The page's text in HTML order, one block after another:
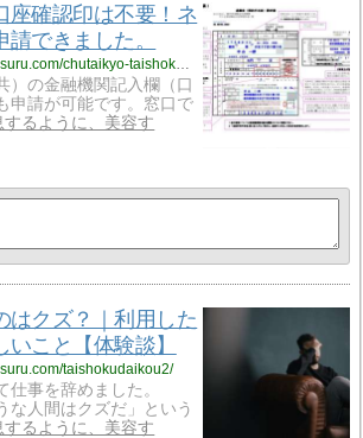
座確認印は不要！ネ
できました。
）の金融機関記入欄（口
申請が可能です。窓口で
するように、美容す
はクズ？｜利用した
こと【体験談】
taishokudaikou2/
仕事を辞めました。
な人間はクズだ」という
するように、美容す